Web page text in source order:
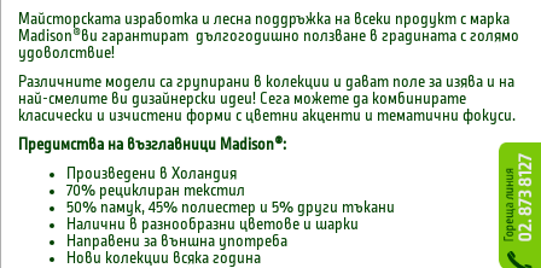
Майсторската изработка и лесна поддръжка на всеки продукт с марка
Madison®ви гарантират дългогодишно ползване в градината с голямо
удоволствие!
Различните модели са групирани в колекции и дават поле за изява и на
най-смелите ви дизайнерски идеи! Сега можете да комбинирате
класически и изчистени форми с цветни акценти и тематични фокуси.
Предимства на възглавници Madison®:
Произведени в Холандия
70% рециклиран текстил
50% памук, 45% полиестер и 5% други тъкани
Налични в разнообразни цветове и шарки
Направени за външна употреба
Нови колекции всяка година